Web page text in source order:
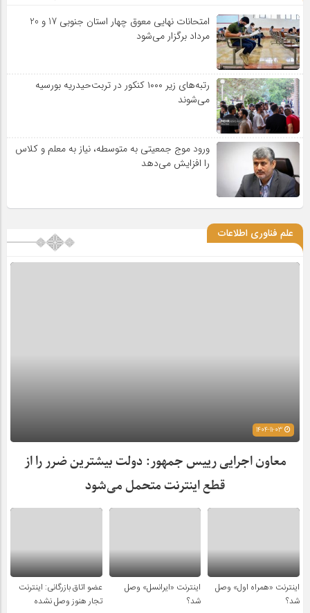
امتحانات نهایی معوق چهار استان جنوبی 17 و 20
مرداد برگزار می‌شود
رتبه‌های زیر ۱۰۰۰ کنکور در تربت‌حیدریه بورسیه
می‌شوند
ورود موج جمعیتی به متوسطه، نیاز به معلم و کلاس
را افزایش می‌دهد
علم فناوری اطلاعات
معاون اجرایی رییس جمهور: دولت بیشترین ضرر را از
قطع اینترنت متحمل می‌شود
اینترنت «همراه اول» وصل
شد؟
اینترنت «ایرانسل» وصل
شد؟
عضو اتاق بازرگانی: اینترنت
تجار هنوز وصل نشده